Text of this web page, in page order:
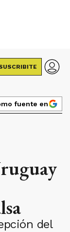
fuente en
del